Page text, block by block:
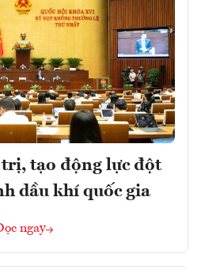
tạo động lực đột
dầu khí quốc gia
ngay